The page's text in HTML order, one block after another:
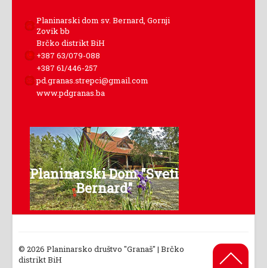
Planinarski dom sv. Bernard, Gornji
Zovik bb
Brčko distrikt BiH
+387 63/079-088
+387 61/446-257
pd.granas.strepci@gmail.com
www.pdgranas.ba
Planinarski Dom "Sveti
Bernard"
Back to
Top
© 2026 Planinarsko društvo "Granaš" | Brčko
distrikt BiH